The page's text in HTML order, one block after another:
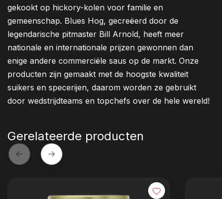
gekookt op hickory-kolen voor familie en
gemeenschap. Blues Hog, gecreëerd door de
legendarische pitmaster Bill Arnold, heeft meer
nationale en internationale prijzen gewonnen dan
enige andere commerciële saus op de markt. Onze
producten zijn gemaakt met de hoogste kwaliteit
suikers en specerijen, daarom worden ze gebruikt
door wedstrijdteams en topchefs over de hele wereld!
Gerelateerde producten